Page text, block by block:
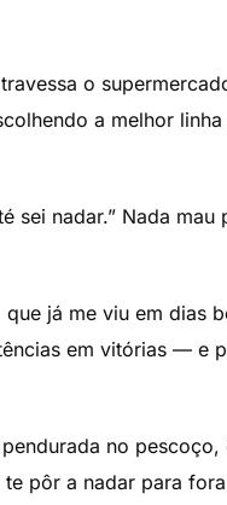
o
a melhor
sei nadar.” Nada mau
já me viu em dias
em vitórias — e
no
pôr a nadar para